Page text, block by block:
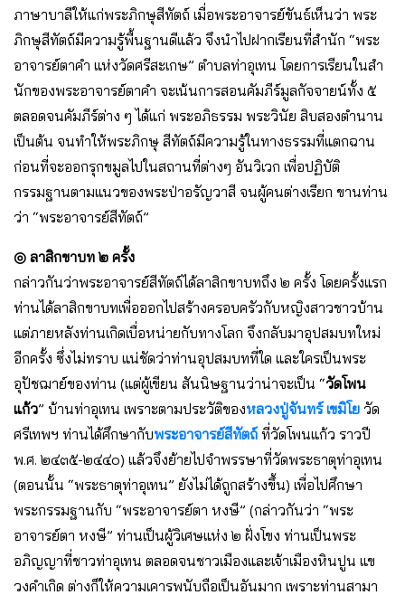
ภาษาบาลีให้แก่พระภิกษุสีทัตถ์ เมื่อพระอาจารย์ขันธ์เห็นว่า พระ
ภิกษุสีทัตถ์มีความรู้พื้นฐานดีแล้ว จึงนําไปฝากเรียนที่สํานัก “พระ
อาจารย์ตาคํา แห่งวัดศรีสะเกษ” ตําบลท่าอุเทน โดยการเรียนในสํา
นักของพระอาจารย์ตาคํา จะเน้นการสอนคัมภีร์มูลกัจจายน์ทั้ง ๕
ตลอดจนคัมภีร์ต่าง ๆ ได้แก่ พระอภิธรรม พระวินัย สิบสองตํานาน
เป็นต้น จนทําให้พระภิกษุ สีทัตถ์มีความรู้ในทางธรรมที่แตกฉาน
ก่อนที่จะออกรุกขมูลไปในสถานที่ต่างๆ อันวิเวก เพื่อปฏิบัติ
กรรมฐานตามแนวของพระป่าอรัญวาสี จนผู้คนต่างเรียก ขานท่าน
ว่า “พระอาจารย์สีทัตถ์”
◎ ลาสิกขาบท ๒ ครั้ง
กล่าวกันว่าพระอาจารย์สีทัตถ์ได้ลาสิกขาบทถึง ๒ ครั้ง โดยครั้งแรก
ท่านได้ลาสิกขาบทเพื่อออกไปสร้างครอบครัวกับหญิงสาวชาวบ้าน
แต่ภายหลังท่านเกิดเบื่อหน่ายกับทางโลก จึงกลับมาอุปสมบทใหม่
อีกครั้ง ซึ่งไม่ทราบ แน่ชัดว่าท่านอุปสมบทที่ใด และใครเป็นพระ
อุปัชฌาย์ของท่าน (แต่ผู้เขียน สันนิษฐานว่าน่าจะเป็น “วัดโพน
แก้ว” บ้านท่าอุเทน เพราะตามประวัติของหลวงปู่จันทร์ เขมิโย วัด
ศรีเทพฯ ท่านได้ศึกษากับพระอาจารย์สีทัตถ์ ที่วัดโพนแก้ว ราวปี
พ.ศ. ๒๔๓๕-๒๔๔๐) แล้วจึงย้ายไปจําพรรษาที่วัดพระธาตุท่าอุเทน
(ตอนนั้น “พระธาตุท่าอุเทน” ยังไม่ได้ถูกสร้างขึ้น) เพื่อไปศึกษา
พระกรรมฐานกับ “พระอาจารย์ตา หงษี” (กล่าวกันว่า “พระ
อาจารย์ตา หงษี” ท่านเป็นผู้วิเศษแห่ง ๒ ฝั่งโขง ท่านเป็นพระ
อภิญญาที่ชาวท่าอุเทน ตลอดจนชาวเมืองและเจ้าเมืองหินปูน แข
วงคําเกิด ต่างก็ให้ความเคารพนับถือเป็นอันมาก เพราะท่านสามา